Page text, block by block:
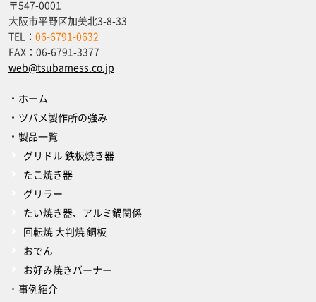
〒547-0001
大阪市平野区加美北3-8-33
TEL： 06-6791-0632
FAX： 06-6791-3377
web@tsubamess.co.jp
ホーム
ツバメ製作所の強み
製品一覧
グリドル 鉄板焼き器
たこ焼き器
グリラー
たい焼き器、アルミ鍋関係
回転焼 大判焼 銅板
おでん
お好み焼きバーナー
事例紹介